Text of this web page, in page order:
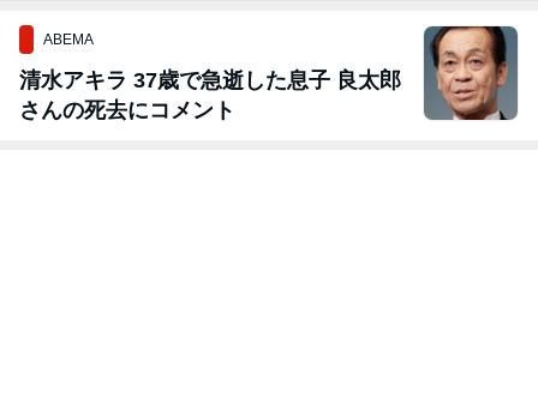
ABEMA
清水アキラ 37歳で急逝した息子 良太郎
さんの死去にコメント